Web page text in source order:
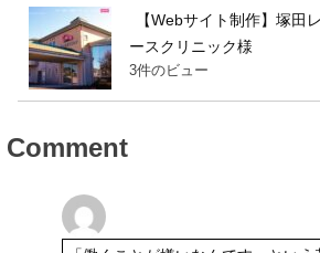
【Webサイト制作】塚田
ースクリニック様
3件のビュー
Comment